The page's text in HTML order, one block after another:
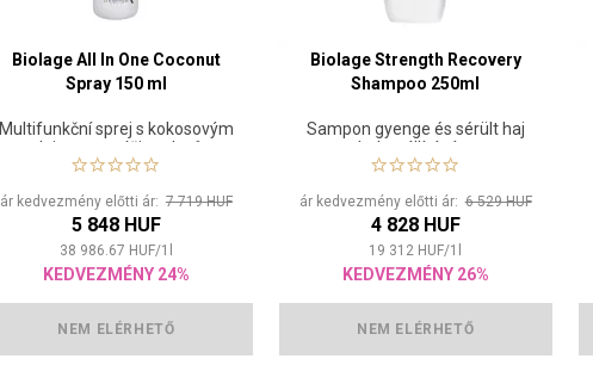
Biolage All In One Coconut
Spray 150 ml
Multifunkční sprej s kokosovým
olejem pro výživu vlasů
ár kedvezmény előtti ár: 7 719 HUF
5 848 HUF
38 986.67 HUF/1
KEDVEZMÉNY 24%
NEM ELÉRHETŐ
Biolage Strength Recovery
Shampoo 250ml
Sampon gyenge és sérült haj
helyreállítására
ár kedvezmény előtti ár:6 529 HUF
4 828 HUF
19 312 HUF/1
KEDVEZMÉNY 26%
NEM ELÉRHETŐ